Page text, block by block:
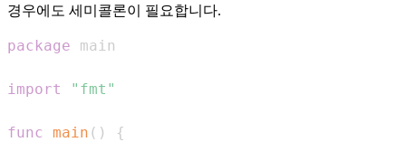
경우에도 세미콜론이 필요합니다.
package
import "fmt"
func main ( )
{